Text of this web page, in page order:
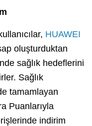
HUAWEI
oluşturduktan
sağlık hedeflerini
Sağlık
tamamlayan
Puanlarıyla
indirim